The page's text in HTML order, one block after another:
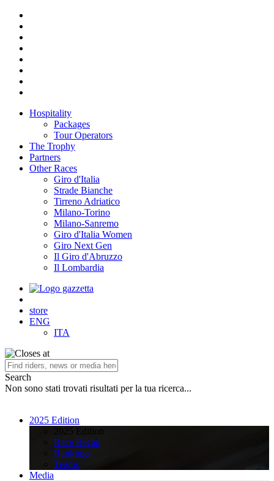
Hospitality
Packages
Tour Operators
The Trophy
Partners
Other Races
Giro d'Italia
Strade Bianche
Tirreno Adriatico
Milano-Torino
Milano-Sanremo
Giro d'Italia Women
Giro Next Gen
Il Giro d'Abruzzo
Il Lombardia
store
ENG
ITA
Search
Non sono stati trovati risultati per la tua ricerca...
2025 Edition
Race Recap
Rankings
Teams
Media